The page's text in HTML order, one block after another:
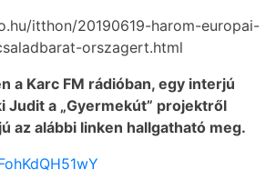
itthon/20190619-harom-europai-
orszagert.html
a Karc FM rádióban, egy interjú
Judit a „Gyermekút” projektről
az alábbi linken hallgatható meg.